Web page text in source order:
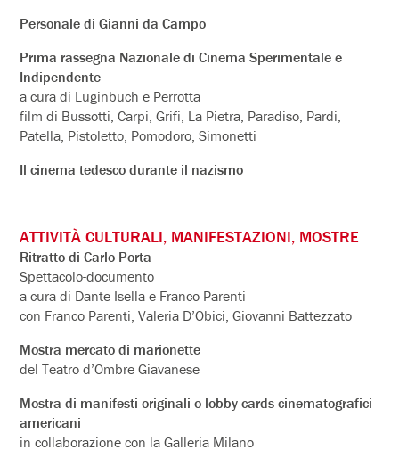
Personale di Gianni da Campo
Prima rassegna Nazionale di Cinema Sperimentale e
Indipendente
a cura di Luginbuch e Perrotta
film di Bussotti, Carpi, Grifi, La Pietra, Paradiso, Pardi,
Patella, Pistoletto, Pomodoro, Simonetti
Il cinema tedesco durante il nazismo
ATTIVITÀ CULTURALI, MANIFESTAZIONI, MOSTRE
Ritratto di Carlo Porta
Spettacolo-documento
a cura di Dante Isella e Franco Parenti
con Franco Parenti, Valeria D’Obici, Giovanni Battezzato
Mostra mercato di marionette
del Teatro d’Ombre Giavanese
Mostra di manifesti originali o lobby cards cinematografici
americani
in collaborazione con la Galleria Milano